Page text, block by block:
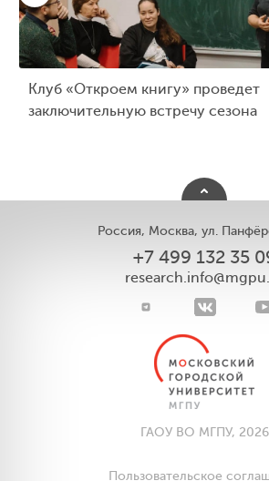
Клуб «Откроем книгу» проведет
заключительную встречу сезона
Россия, Москва, ул.
+7 499 132 35
ГАОУ ВО МГПУ, 2026
Пользовательское